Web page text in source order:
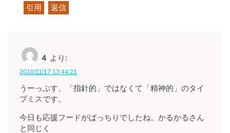
引用 返信
４ より:
2010/11/17 13:44:21
うーっぷす、「指針的」ではなくて「精神的」のタイ
プミスです。
今日も応援フードがばっちりでしたね。かるかるさん
と同じく